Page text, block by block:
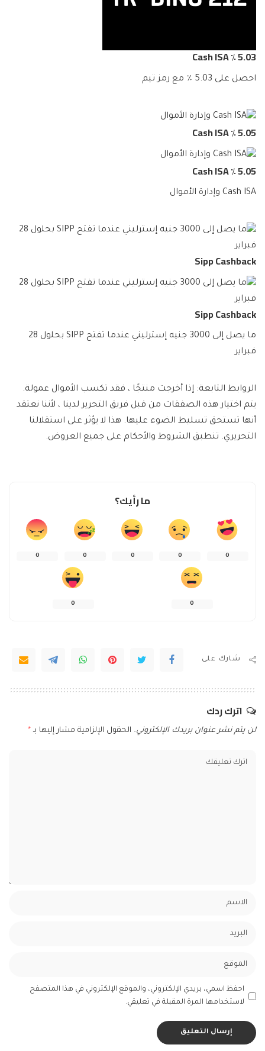
5.03 ٪ Cash ISA
احصل على 5.03 ٪ مع رمز تيم
5.05 ٪ Cash ISA
5.05 ٪ Cash ISA
Cash ISA وإدارة الأموال
Sipp Cashback
Sipp Cashback
ما يصل إلى 3000 جنيه إسترليني عندما تفتح SIPP بحلول 28
فبراير
الروابط التابعة: إذا أخرجت منتجًا ، فقد تكسب الأموال عمولة.
يتم اختيار هذه الصفقات من قبل فريق التحرير لدينا ، لأننا نعتقد
أنها تستحق تسليط الضوء عليها. هذا لا يؤثر على استقلالنا
التحريري. تنطبق الشروط والأحكام على جميع العروض.
ما رأيك؟
0
0
0
0
0
0
0
شارك على
اترك ردك
لن يتم نشر عنوان بريدك الإلكتروني. الحقول الإلزامية مشار إليها بـ *
احفظ اسمي، بريدي الإلكتروني، والموقع الإلكتروني في هذا المتصفح
لاستخدامها المرة المقبلة في تعليقي.